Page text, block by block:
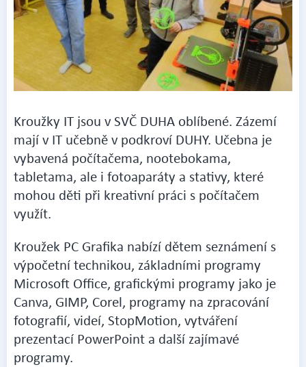
Kroužky IT jsou v SVČ DUHA oblíbené. Zázemí
mají v IT učebně v podkroví DUHY. Učebna je
vybavená počítačema, nootebokama,
tabletama, ale i fotoaparáty a stativy, které
mohou děti při kreativní práci s počítačem
využít.
Kroužek PC Grafika nabízí dětem seznámení s
výpočetní technikou, základními programy
Microsoft Office, grafickými programy jako je
Canva, GIMP, Corel, programy na zpracování
fotografií, videí, StopMotion, vytváření
prezentací PowerPoint a další zajímavé
programy.